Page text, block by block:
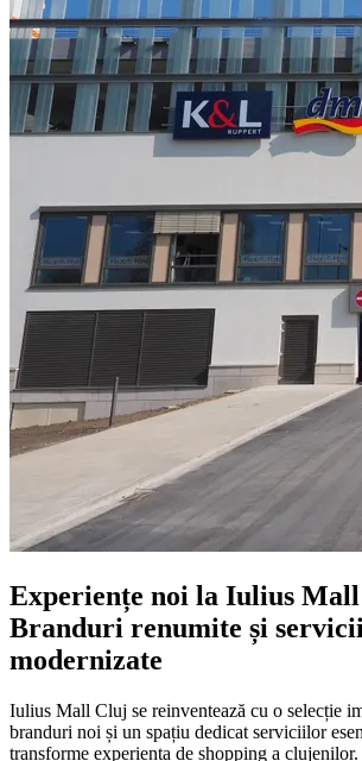
Experiențe noi la Iulius
Branduri renumite și servicii
modernizate
Iulius Mall Cluj se reinventează cu o selecție
branduri noi și un spațiu dedicat serviciilor
transforme experiența de shopping a clujenilor.